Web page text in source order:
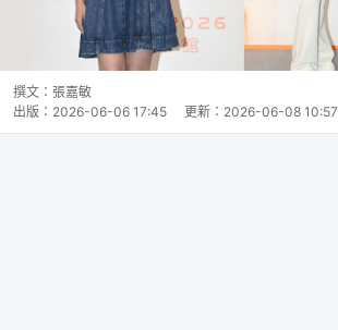
撰文： 張嘉敏
出版： 2026-06-06 17:45 更新： 2026-06-08 10:57